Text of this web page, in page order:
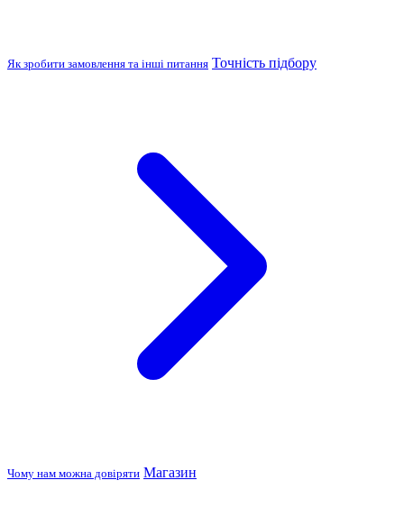
Як зробити замовлення та інші питання Точність підбору
Чому нам можна довіряти Магазин